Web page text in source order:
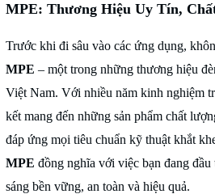
MPE: Thương Hiệu Uy Tín,
Trước khi đi sâu vào các ứng dụng,
MPE – một trong những thương hiệu
Việt Nam. Với nhiều năm kinh nghiệm
kết mang đến những sản phẩm chất
đáp ứng mọi tiêu chuẩn kỹ thuật khắt
MPE đồng nghĩa với việc bạn đang
sáng bền vững, an toàn và hiệu quả.